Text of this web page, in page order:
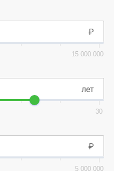
15 000 000
30
5 000 000